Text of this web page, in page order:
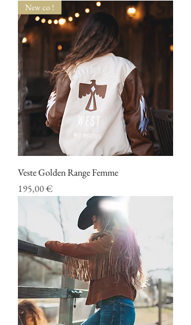
New co !
Veste Golden Range Femme
Prix
195,00 €